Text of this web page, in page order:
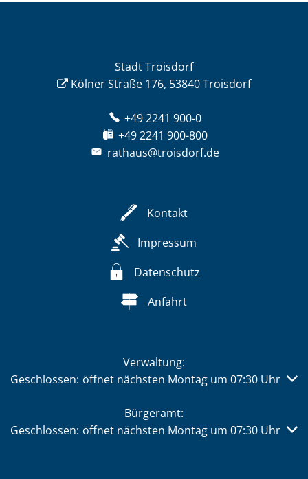
Stadt Troisdorf
Kölner Straße 176, 53840 Troisdorf
+49 2241 900-0
+49 2241 900-800
rathaus@troisdorf.de
Kontakt
Impressum
Datenschutz
Anfahrt
Verwaltung:
Klicken, um weitere Öffnungs- oder Schließzeiten
Geschlossen: öffnet nächsten Montag um 07:30 Uhr
Bürgeramt:
Klicken, um weitere Öffnungs- oder Schließzeiten
Geschlossen: öffnet nächsten Montag um 07:30 Uhr